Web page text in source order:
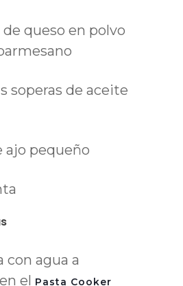
queso en polvo
soperas de aceite
pequeño
con agua a
el Pasta Cooker